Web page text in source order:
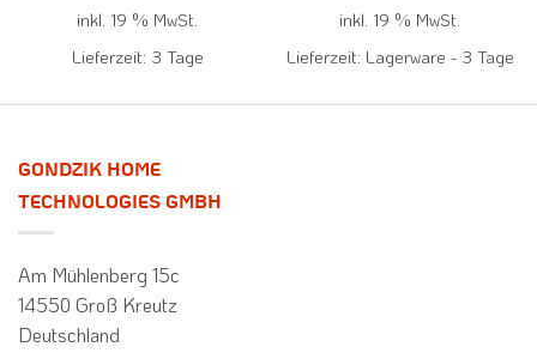
inkl. 19 % MwSt.
Lieferzeit: 3 Tage
inkl. 19 % MwSt.
Lieferzeit: Lagerware - 3 Tage
GONDZIK HOME
TECHNOLOGIES GMBH
Am Mühlenberg 15c
14550 Groß Kreutz
Deutschland